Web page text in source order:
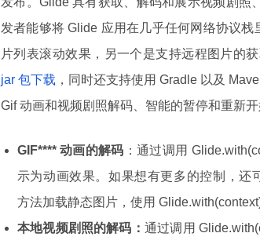
发者能够将 Glide 应用在几乎任何网络协议
片列表滚动效果，另一个是支持远程图片的
jar 包下载 ，同时还支持使用 Gradle 以及
Gif 动画和视频剧照解码、智能的暂停和重新
GIF**** 动画的解码 ：通过调用
示为动画效果。如果想有更多的控制，还
方法加载静态图片，使用
本地视频剧照的解码： 通过调用